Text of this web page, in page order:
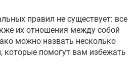
правил не существует: все
их отношения между собой
можно назвать несколько
которые помогут вам избежать